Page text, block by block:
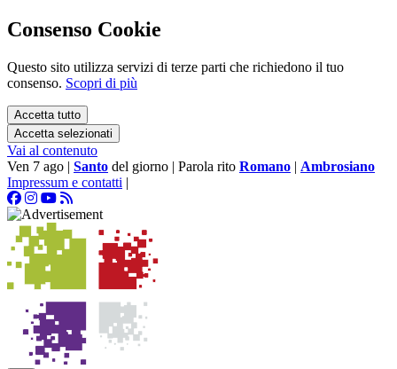
Consenso Cookie
Questo sito utilizza servizi di terze parti che richiedono il tuo
consenso. Scopri di più
Accetta tutto
Accetta selezionati
Vai al contenuto
Ven 7 ago | Santo del giorno | Parola rito Romano | Ambrosiano
Impressum e contatti |